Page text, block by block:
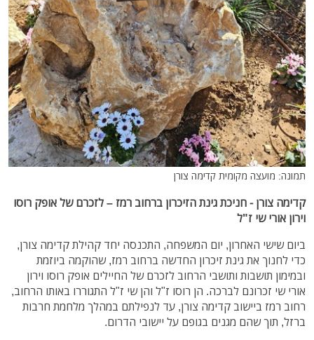
תמונה: מועצה מקומית קדימה צורן
קדימה צורן - חניכת גינת הזיכרון ברחוב רמז – לזכרם של אופק רוסו
וירון אורי שי ז"ל
ביום שישי האחרון, יום המשפחה, התכנסה יחד קהילת קדימה צורן,
כדי לחנוך את גינת זיכרון החדשה ברחוב רמז, שהוקמה ביוזמת
ובמימון תושבות ותושבי הרחוב לזכרם של החיילים אופק רוסו וירון
אורי שי זכרונם לברכה. הן רוסו ז"ל והן שי ז"ל התגוררו באותו הרחוב,
רחוב רמז ביישוב קדימה צורן, עד לנפילתם במהלך מלחמת חרבות
ברזל, תוך שהם מגנים בגופם על יישובי הדרום.